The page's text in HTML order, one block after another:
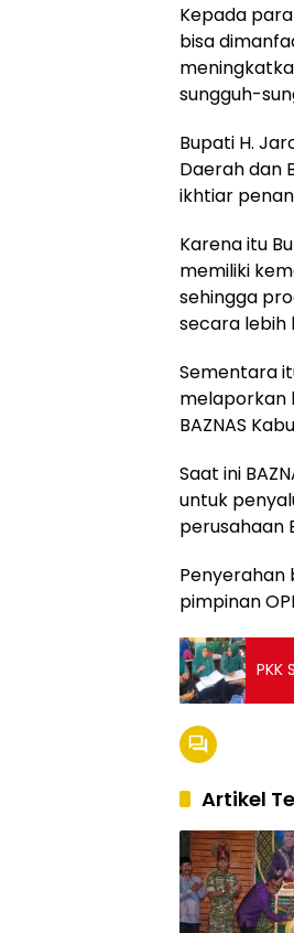
Kepada
bisa
sungguh-
Bupati H.
Daerah dan
ikhtiar
Karena itu
memiliki
sehingga
secara lebih
Sementara
melaporkan
BAZNAS
Saat ini
untuk
perusahaan
Penyerahan
pimpinan
Artikel